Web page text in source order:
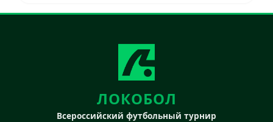
ЛОКОБОЛ
Всероссийский футбольный турнир